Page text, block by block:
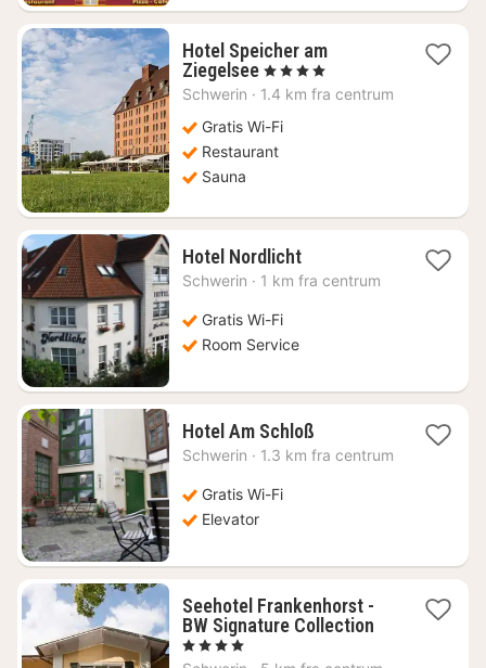
Hotel Speicher am
Ziegelsee1
nat
1239
kr.
, 4 Stjerner
Schwerin · 1.4 km fra centrum
Gratis Wi-Fi
Restaurant
Sauna
Hotel Nordlicht1
nat
Schwerin · 1 km fra centrum
Gratis Wi-Fi
Room Service
Hotel Am Schloß1
nat
Schwerin · 1.3 km fra centrum
Gratis Wi-Fi
Elevator
Seehotel Frankenhorst -
BW Signature Collection1
fra
, 4 Stjerner